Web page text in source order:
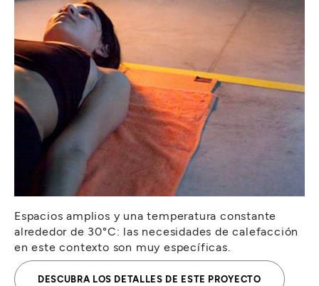
Espacios amplios y una temperatura constante
alrededor de 30°C: las necesidades de calefacción
en este contexto son muy específicas.
DESCUBRA LOS DETALLES DE ESTE PROYECTO